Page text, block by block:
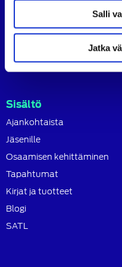
Salli
Jatka
SATL toimii
tavoitteena on ylläpitää ja
osaamista ja
Sisältö
Ajankohtaista
Jäsenille
Osaamisen kehittäminen
Tapahtumat
Kirjat ja tuotteet
Blogi
SATL